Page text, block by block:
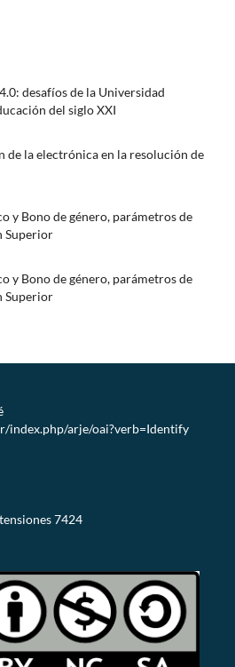
desafíos de la Universidad
del siglo XXI
de la electrónica en la resolución de
y Bono de género, parámetros de
Superior
y Bono de género, parámetros de
Superior
index.php/arje/oai?verb=Identify
7424